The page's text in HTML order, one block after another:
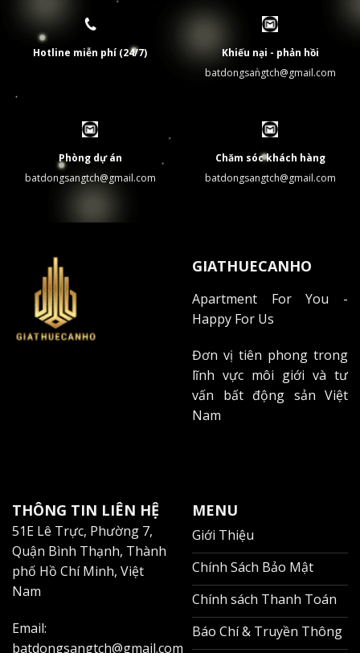
Hotline miễn phí (24/7)
Khiếu nại - phản hồi
batdongsangtch@gmail.com
Phòng dự án
batdongsangtch@gmail.com
Chăm sóc khách hàng
batdongsangtch@gmail.com
GIATHUECANHO
Apartment For You -
Happy For Us
Đơn vị tiên phong trong
lĩnh vực môi giới và tư
vấn bất động sản Việt
Nam
THÔNG TIN LIÊN HỆ
51E Lê Trực, Phường 7,
Quận Bình Thạnh, Thành
phố Hồ Chí Minh, Việt
Nam
Email:
batdongsangtch@gmail.com
MENU
Giới Thiệu
Chính Sách Bảo Mật
Chính sách Thanh Toán
Báo Chí & Truyền Thông